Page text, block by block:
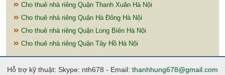
Cho thuê nhà riêng Quận Thanh Xuân Hà Nội
Cho thuê nhà riêng Quận Hà Đông Hà Nội
Cho thuê nhà riêng Quận Long Biên Hà Nội
Cho thuê nhà riêng Quận Tây Hồ Hà Nội
Hỗ trợ kỹ thuật: Skype: nth678 - Email: thanhhung678@gmail.com